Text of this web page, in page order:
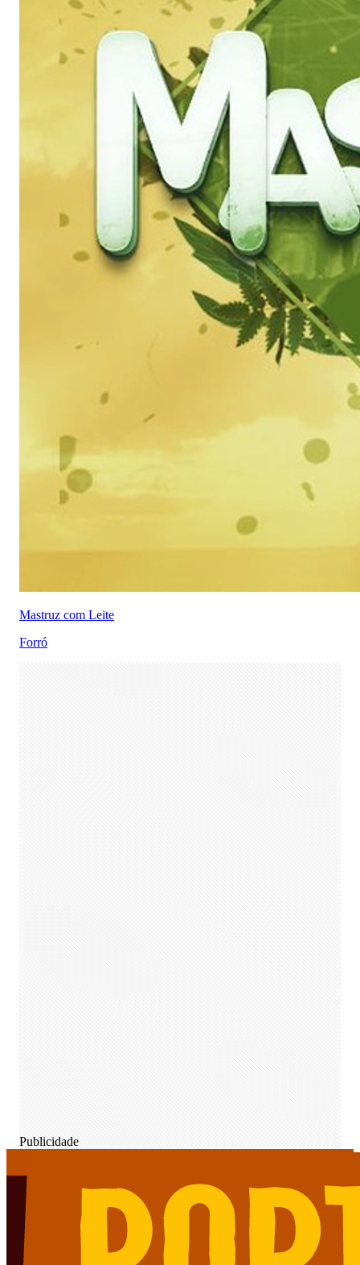
Mastruz com Leite
Forró
Publicidade